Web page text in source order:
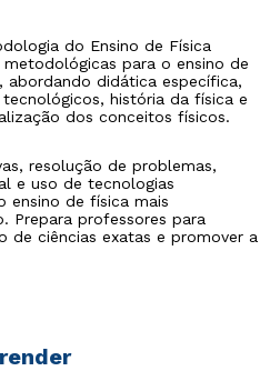
do Ensino de Física
para o ensino de
abordando didática específica,
história da física e
dos conceitos físicos.
resolução de problemas,
e uso de tecnologias
ensino de física mais
Prepara professores para
de ciências exatas e promover a